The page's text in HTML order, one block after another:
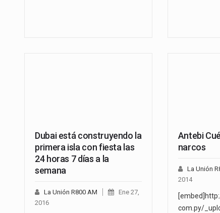
Dubai está construyendo la
primera isla con fiesta las
24 horas 7 días a la
semana
La Unión R800 AM
Ene 27,
2016
Antebi
narcos
La Unión
2014
com.py/